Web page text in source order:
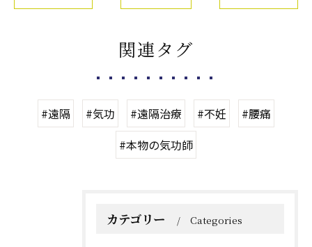
関連タグ
#遠隔 #気功 #遠隔治療 #不妊
#腰痛
#本物の気功師
カテゴリー Categories